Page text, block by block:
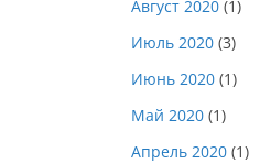
Август 2020 (1)
Июль 2020 (3)
Июнь 2020 (1)
Май 2020 (1)
Апрель 2020 (1)